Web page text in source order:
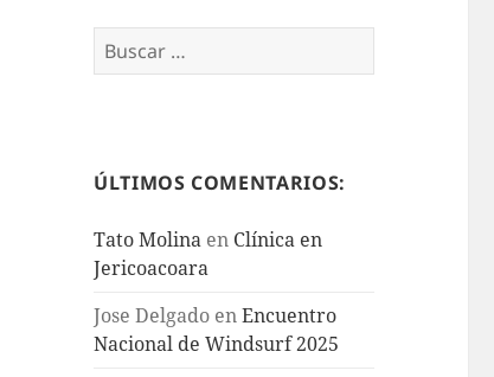
Buscar:
ÚLTIMOS COMENTARIOS:
Tato Molina en Clínica en
Jericoacoara
Jose Delgado enEncuentro
Nacional de Windsurf 2025